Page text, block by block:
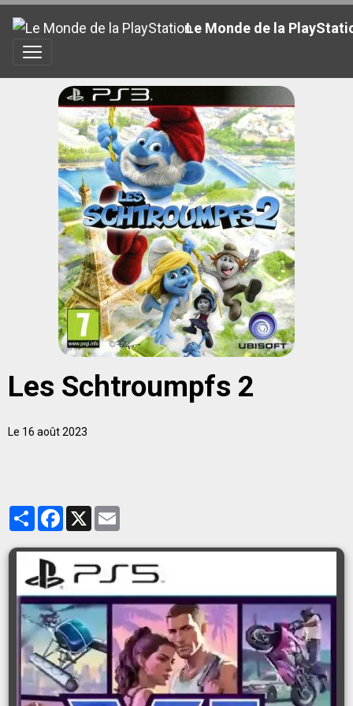
Le Monde de la
Les Schtroumpfs 2
Le 16 août 2023
PartagerFacebook
X